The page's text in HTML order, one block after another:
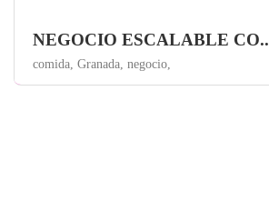
NEGOCIO ESCALABLE CO..
comida, Granada, negocio,